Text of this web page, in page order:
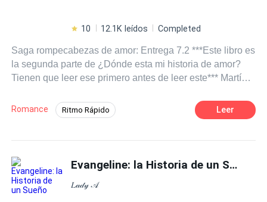
10 12.1K leídos Completed
Saga rompecabezas de amor: Entrega 7.2 ***Este libro es
la segunda parte de ¿Dónde esta mi historia de amor?
Tienen que leer ese primero antes de leer este*** Martín
amorosa que dejo Susan. Mandado a la Friendzone, pero
eso no hace que deje de amarla, como engañar al
deba olvidarse de ella?.
Romance Ritmo Rápido
Universo Alterno Giro Argumental
Leer
Evangeline: la Historia de un Sueño
𝐿𝒶𝒹𝓎 𝒜